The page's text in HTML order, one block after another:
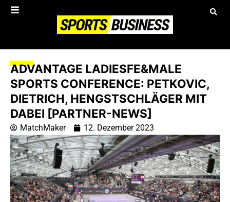
ADVANTAGE LADIESFE&MALE
SPORTS CONFERENCE: PETKOVIC,
DIETRICH, HENGSTSCHLÄGER MIT
DABEI [PARTNER-NEWS]
MatchMaker 12. Dezember 2023